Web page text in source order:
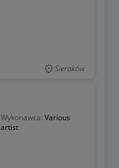
Sieraków
Wykonawca: Various
artist